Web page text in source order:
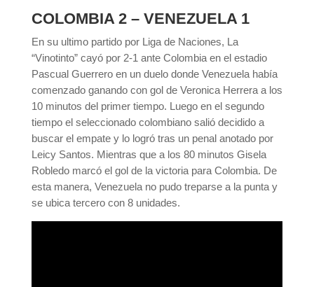
COLOMBIA 2 – VENEZUELA 1
En su ultimo partido por Liga de Naciones, La
“Vinotinto” cayó por 2-1 ante Colombia en el estadio
Pascual Guerrero en un duelo donde Venezuela había
comenzado ganando con gol de Veronica Herrera a los
10 minutos del primer tiempo. Luego en el segundo
tiempo el seleccionado colombiano salió decidido a
buscar el empate y lo logró tras un penal anotado por
Leicy Santos. Mientras que a los 80 minutos Gisela
Robledo marcó el gol de la victoria para Colombia. De
esta manera, Venezuela no pudo treparse a la punta y
se ubica tercero con 8 unidades.